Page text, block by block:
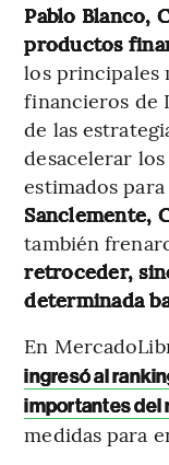
Pablo Blanco,
productos
los principales
financieros de
de las
desacelerar
estimados
Sanclemente,
también
retroceder,
determinada
En
ingresó al
importantes del
medidas para